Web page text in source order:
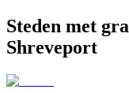
Steden met
Shreveport